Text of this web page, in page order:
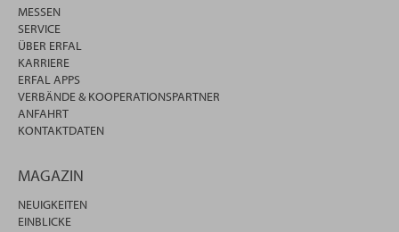
MESSEN
SERVICE
ÜBER ERFAL
KARRIERE
ERFAL APPS
VERBÄNDE & KOOPERATIONSPARTNER
ANFAHRT
KONTAKTDATEN
MAGAZIN
NEUIGKEITEN
EINBLICKE